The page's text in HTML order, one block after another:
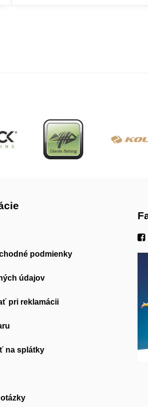
podmienky
údajov
pri reklamácii
na splátky